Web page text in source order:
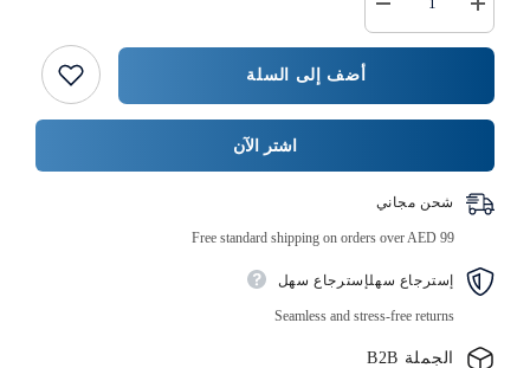
كمية
{{
المنتج
زيادة
كمية
شفاطة
8
-
قطعة
أضف إلى السلة
اشتر الآن
شحن مجاني
Free standard shipping on orders over AED 99
إسترجاع سهلإسترجاع سهل
Seamless and stress-free returns
الجملة B2B